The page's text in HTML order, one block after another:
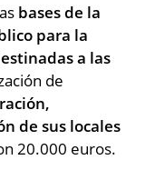
bases de la
para la
a las
de
de sus locales
20.000 euros.